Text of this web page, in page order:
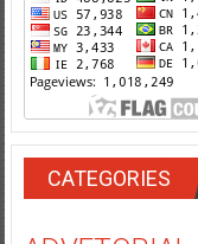
CATEGORIES